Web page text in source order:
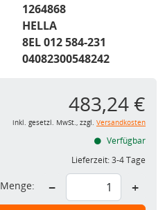
1264868
HELLA
8EL 012 584-231
04082300548242
483,24 €
inkl. gesetzl. MwSt., zzgl. Versandkosten
Verfügbar
Lieferzeit:3-4 Tage
Menge: − +